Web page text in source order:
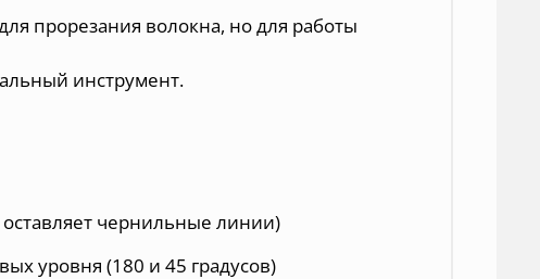
прорезания волокна, но для работы
инструмент.
чернильные линии)
уровня (180 и 45 градусов)